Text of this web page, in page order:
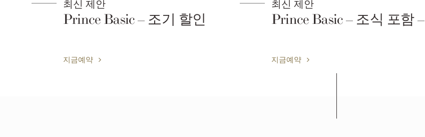
최신 제안
Prince Basic – 조기 할인
지금예약
최신 제안
Prince Basic – 조식 포함 –
지금예약